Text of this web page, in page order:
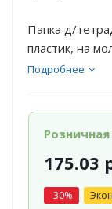
Папка д/
пластик, на
Подробнее
175.03
-30%